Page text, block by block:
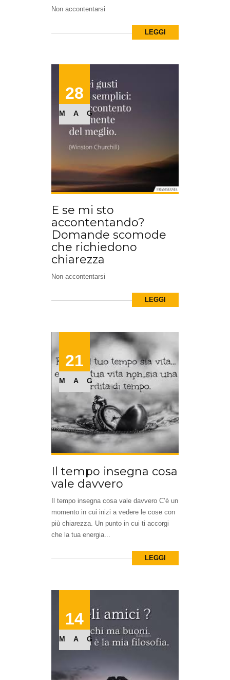
Non accontentarsi
LEGGI
28
MAG
E se mi sto
accontentando?
Domande scomode
che richiedono
chiarezza
Non accontentarsi
LEGGI
21
MAG
Il tempo insegna cosa
vale davvero
Il tempo insegna cosa vale davvero C’è un
momento in cui inizi a vedere le cose con
più chiarezza. Un punto in cui ti accorgi
che la tua energia...
LEGGI
14
MAG